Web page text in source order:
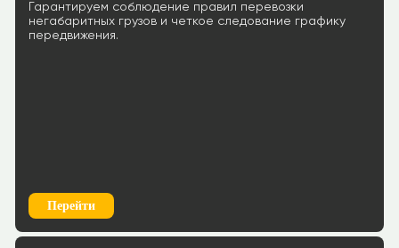
Гарантируем соблюдение правил перевозки
негабаритных грузов и четкое следование графику
передвижения.
Перейти